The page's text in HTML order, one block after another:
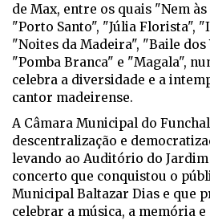
de Max, entre os quais "Nem às
"Porto Santo", "Júlia Florista",
"Noites da Madeira", "Baile dos
"Pomba Branca" e "Magala",
celebra a diversidade e a
cantor madeirense.
A Câmara Municipal do
descentralização e
levando ao Auditório do
concerto que conquistou o
Municipal Baltazar Dias e que
celebrar a música, a memória e